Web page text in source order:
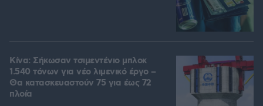
Κίνα: Σήκωσαν τσιμεντένιο μπλοκ
1.540 τόνων για νέο λιμενικό έργο –
Θα κατασκευαστούν 75 για έως 72
πλοία